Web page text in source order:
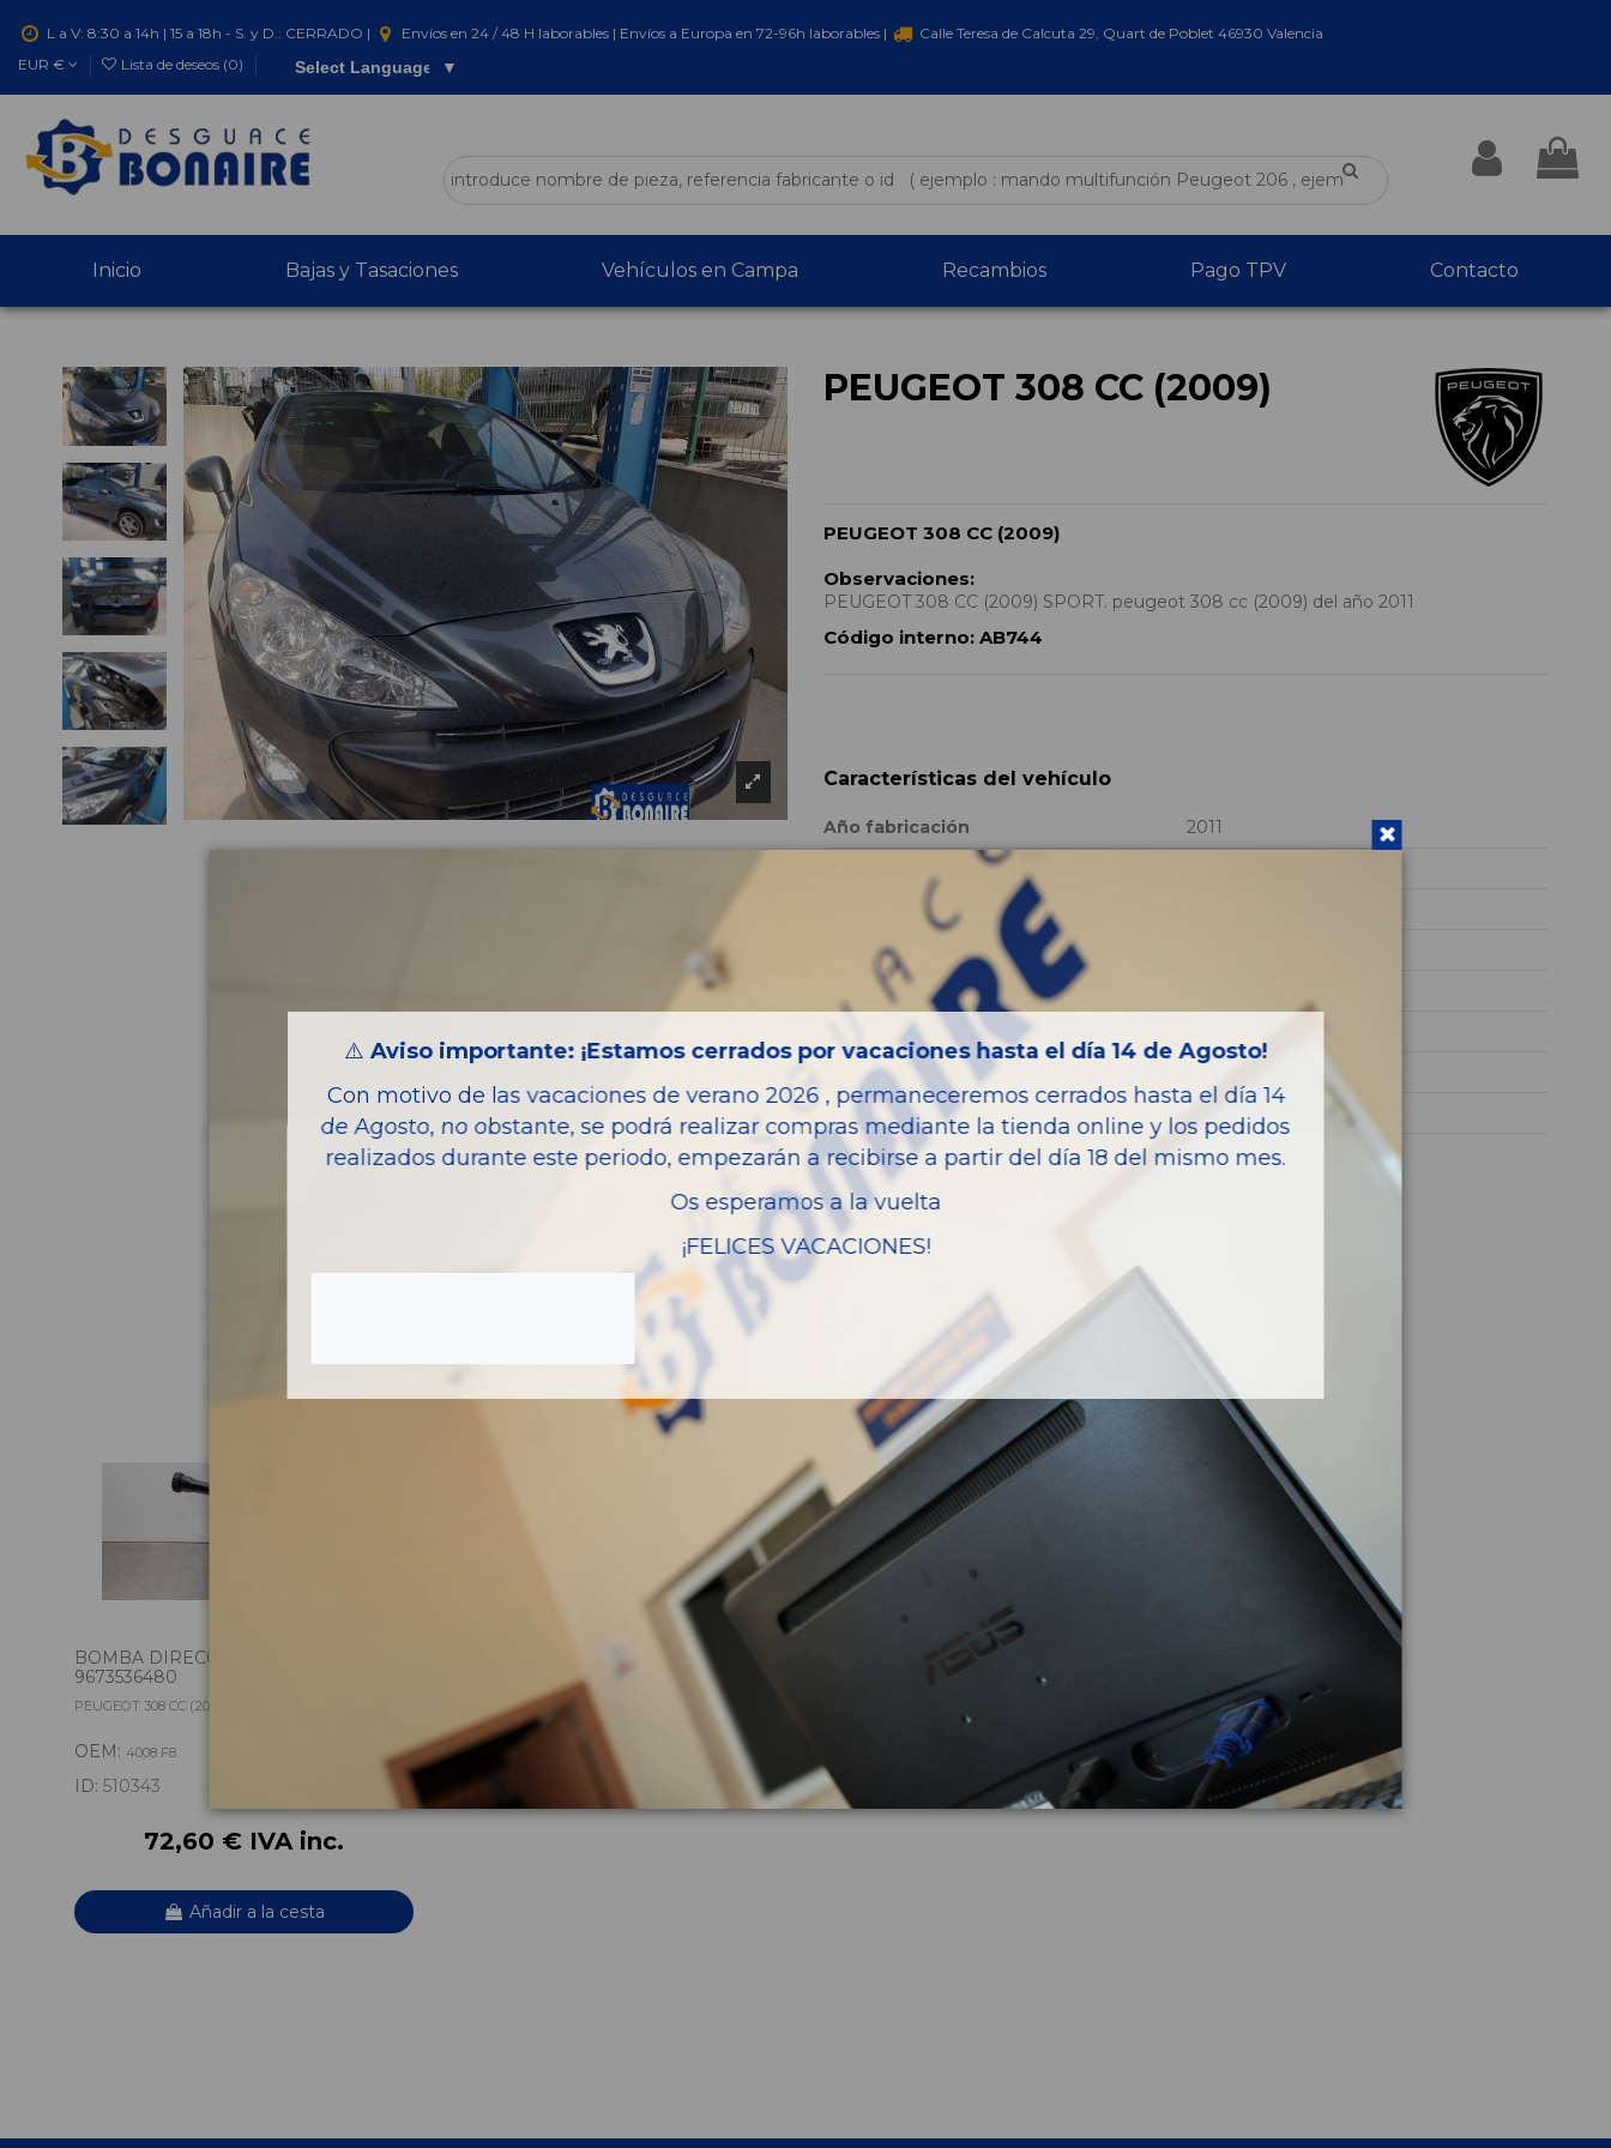
L a V: 8:30 a 14h | 15 a 18h - S. y D.: CERRADO | Envíos en 24 / 48 H laborables | Envíos a Europa en 72-96h laborables |
Calle Teresa de Calcuta 29, Quart de Poblet 46930 Valencia
EUR €
Lista de deseos (0) Select Language ▼
Inicio Bajas y Tasaciones Vehículos en Campa Recambios Pago TPV Contacto
PEUGEOT 308 CC (2009)
PEUGEOT 308 CC (2009)
Observaciones:
PEUGEOT 308 CC (2009) SPORT. peugeot 308 cc (2009) del año 2011
Código interno: AB744
Características del vehículo
Año fabricación
2011
Combustible
Potencia
Modelo
308 CC (2009)
Piezas almacenadas del vehículo
BOMBA DIRECCION 4008 F8
9673536480
PEUGEOT 308 CC (2009) SPORT
OEM: 4008 F8
ID: 510343
72,60 € IVA inc.
Añadir a la cesta
⚠️ Aviso importante: ¡Estamos cerrados por vacaciones hasta el día 14 de Agosto!
Con motivo de las vacaciones de verano 2026 , permaneceremos cerrados hasta el día 14
de Agosto, no obstante, se podrá realizar compras mediante la tienda online y los pedidos
realizados durante este periodo, empezarán a recibirse a partir del día 18 del mismo mes.
Os esperamos a la vuelta
¡FELICES VACACIONES!